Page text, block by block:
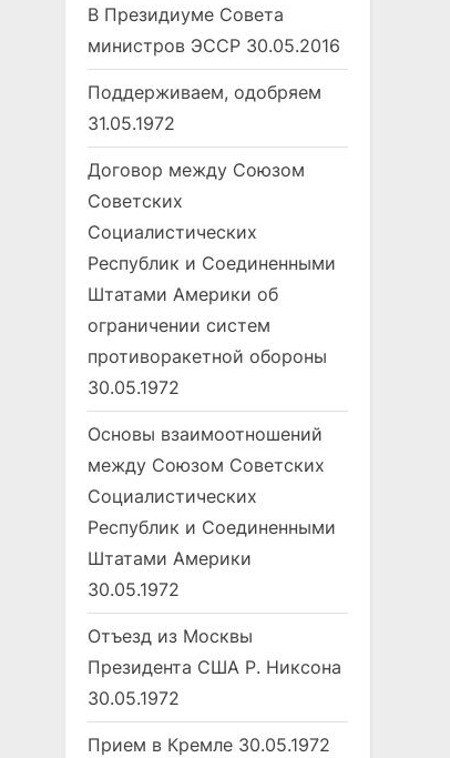
В Президиуме Совета
министров ЭССР 30.05.2016
Поддерживаем, одобряем
31.05.1972
Договор между Союзом
Советских
Социалистических
Республик и Соединенными
Штатами Америки об
ограничении систем
противоракетной обороны
30.05.1972
Основы взаимоотношений
между Союзом Советских
Социалистических
Республик и Соединенными
Штатами Америки
30.05.1972
Отъезд из Москвы
Президента США Р. Никсона
30.05.1972
Прием в Кремле 30.05.1972